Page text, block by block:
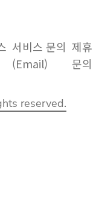
서비스 문의
(Email)
제휴
문의
reserved.